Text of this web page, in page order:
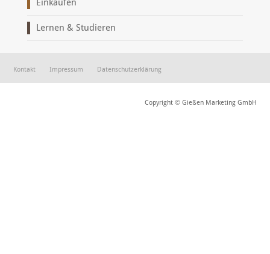
Einkaufen
Lernen & Studieren
Kontakt Impressum Datenschutzerklärung
Copyright © Gießen Marketing GmbH